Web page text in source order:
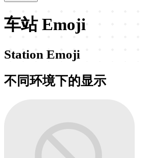
车站 Emoji
Station Emoji
不同环境下的显示